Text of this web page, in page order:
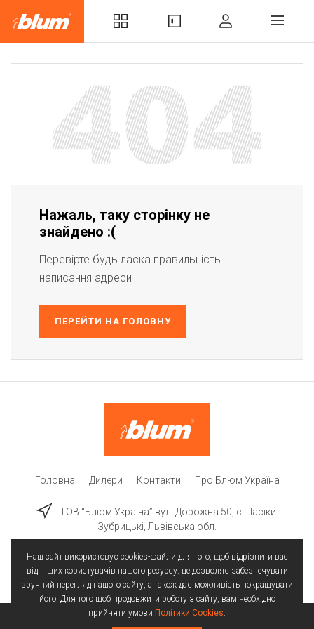
Нажаль, таку сторінку не
знайдено :(
Перевірте будь ласка правильність
написання адреси
ПЕРЕЙТИ НА ГОЛОВНУ
Головна Дилери Контакти Про Блюм Україна
ТОВ “Блюм Україна” вул. Дорожна 50, c. Пасіки-
Зубрицькі, Львівська обл.
Наш сайт використовує cookies-файли для того, щоб відрізнити вас
від інших користувачів нашого ресурсу. це дозволяє забезпечувати
зручний перегляд нашого сайту, а також дає можливість покращувати
його. Для того щоб продовжити роботу з сайту, вам необхідно
прийняти умови Політики Cookies.